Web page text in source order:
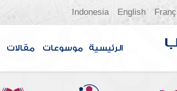
English
Indonesia
الرئيسية موسوعات مقالات